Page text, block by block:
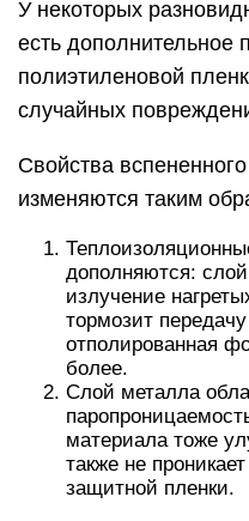
У некоторых
есть дополнительное
полиэтиленовой
случайных
Свойства
изменяются таким
дополняются:
излучение
тормозит
отполированная
более.
Слой металла
материала тоже
также не
защитной пленки.